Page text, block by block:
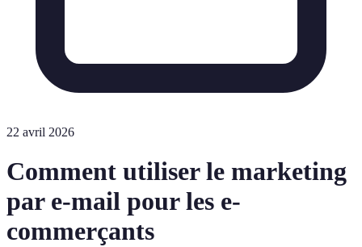
22 avril 2026
Comment utiliser le marketing
par e-mail pour les e-
commerçants